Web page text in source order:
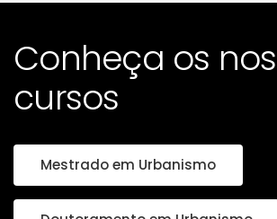
Conheça os
cursos
Mestrado em Urbanismo